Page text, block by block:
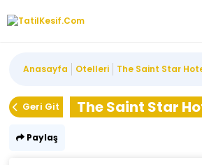
Anasayfa Otelleri The Saint Star
Geri Git The Saint Star
Paylaş